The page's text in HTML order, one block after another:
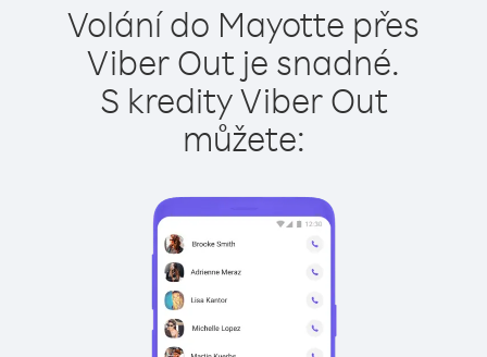
Volání do Mayotte přes
Viber Out je snadné.
S kredity Viber Out
můžete: